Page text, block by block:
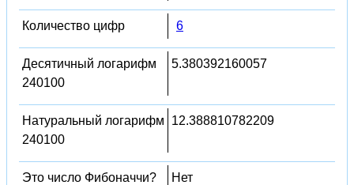
Количество цифр 6
Десятичный логарифм
240100
5.380392160057
Натуральный логарифм
240100
12.388810782209
Это число Фибоначчи? Нет